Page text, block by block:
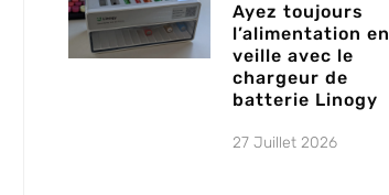
Ayez toujours
l’alimentation en
veille avec le
chargeur de
batterie Linogy
27 Juillet 2026